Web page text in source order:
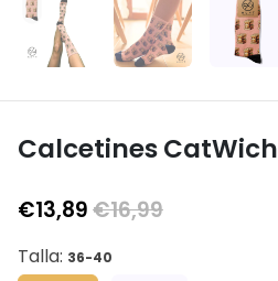
Calcetines CatWich
€13,89€16,99
Talla: 36-40